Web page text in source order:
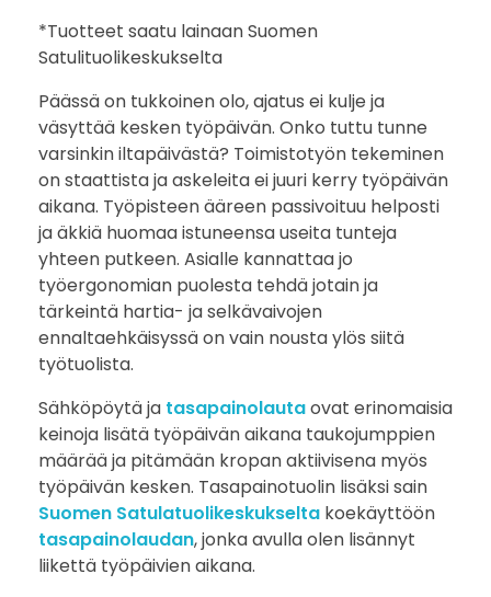
s
a
p
a
i
n
o
l
a
u
t
a
t
*Tuotteet saatu lainaan Suomen
Satulituolikeskukselta
Päässä on tukkoinen olo, ajatus ei kulje ja
väsyttää kesken työpäivän. Onko tuttu tunne
varsinkin iltapäivästä? Toimistotyön tekeminen
on staattista ja askeleita ei juuri kerry työpäivän
aikana. Työpisteen ääreen passivoituu helposti
ja äkkiä huomaa istuneensa useita tunteja
yhteen putkeen. Asialle kannattaa jo
työergonomian puolesta tehdä jotain ja
tärkeintä hartia- ja selkävaivojen
ennaltaehkäisyssä on vain nousta ylös siitä
työtuolista.
Sähköpöytä ja tasapainolautaovat erinomaisia
keinoja lisätä työpäivän aikana taukojumppien
määrää ja pitämään kropan aktiivisena myös
työpäivän kesken. Tasapainotuolin lisäksi sain
Suomen Satulatuolikeskukselta koekäyttöön
tasapainolaudan, jonka avulla olen lisännyt
liikettä työpäivien aikana.